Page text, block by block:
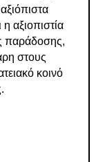
αξιοπιστία
παράδοσης,
στους
κοινό